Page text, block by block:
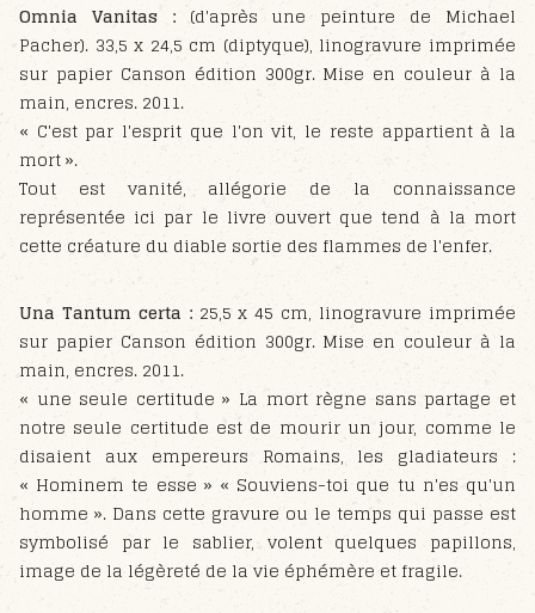
Omnia Vanitas :(d'après une peinture de Michael
Pacher). 33,5 x 24,5 cm (diptyque), linogravure imprimée
sur papier Canson édition 300gr. Mise en couleur à la
main, encres. 2011.
« C'est par l'esprit que l'on vit, le reste appartient à la
mort ».
Tout est vanité, allégorie de la connaissance
représentée ici par le livre ouvert que tend à la mort
cette créature du diable sortie des flammes de l'enfer.
Una Tantum certa :25,5 x 45 cm, linogravure imprimée
sur papier Canson édition 300gr. Mise en couleur à la
main, encres. 2011.
« une seule certitude » La mort règne sans partage et
notre seule certitude est de mourir un jour, comme le
disaient aux empereurs Romains, les gladiateurs :
« Hominem te esse » « Souviens-toi que tu n'es qu'un
homme ». Dans cette gravure ou le temps qui passe est
symbolisé par le sablier, volent quelques papillons,
image de la légèreté de la vie éphémère et fragile.